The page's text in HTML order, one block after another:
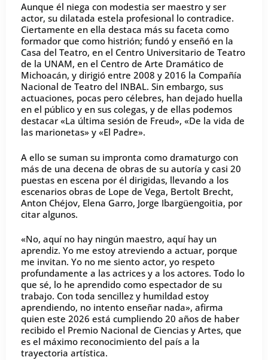
Aunque él niega con modestia ser maestro y ser
actor, su dilatada estela profesional lo contradice.
Ciertamente en ella destaca más su faceta como
formador que como histrión; fundó y enseñó en la
Casa del Teatro, en el Centro Universitario de Teatro
de la UNAM, en el Centro de Arte Dramático de
Michoacán, y dirigió entre 2008 y 2016 la Compañía
Nacional de Teatro del INBAL. Sin embargo, sus
actuaciones, pocas pero célebres, han dejado huella
en el público y en sus colegas, y de ellas podemos
destacar «La última sesión de Freud», «De la vida de
las marionetas» y «El Padre».
A ello se suman su impronta como dramaturgo con
más de una decena de obras de su autoría y casi 20
puestas en escena por él dirigidas, llevando a los
escenarios obras de Lope de Vega, Bertolt Brecht,
Anton Chéjov, Elena Garro, Jorge Ibargüengoitia, por
citar algunos.
«No, aquí no hay ningún maestro, aquí hay un
aprendiz. Yo me estoy atreviendo a actuar, porque
me invitan. Yo no me siento actor, yo respeto
profundamente a las actrices y a los actores. Todo lo
que sé, lo he aprendido como espectador de su
trabajo. Con toda sencillez y humildad estoy
aprendiendo, no intento enseñar nada», afirma
quien este 2026 está cumpliendo 20 años de haber
recibido el Premio Nacional de Ciencias y Artes, que
es el máximo reconocimiento del país a la
trayectoria artística.